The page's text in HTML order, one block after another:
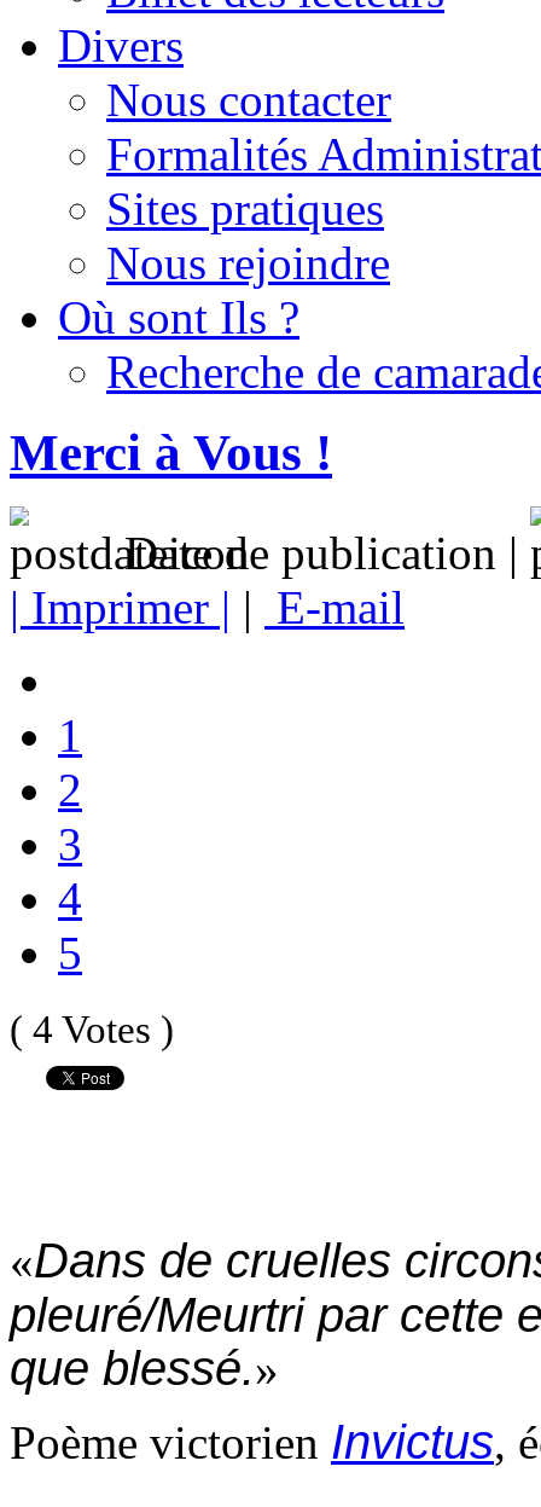
Divers
Nous contacter
Formalités
Sites pratiques
Nous rejoindre
Où sont Ils ?
Recherche de
Merci à Vous !
Date de publication |
| Imprimer | | E-mail
1
2
3
4
5
( 4 Votes )
«Dans de cruelles
pleuré/Meurtri par cette
que blessé.»
Poème victorien Invictus,